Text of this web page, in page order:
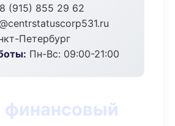
8 (915) 855 29 62
Петербург
Пн-Вс: 09:00-21:00
финансовый